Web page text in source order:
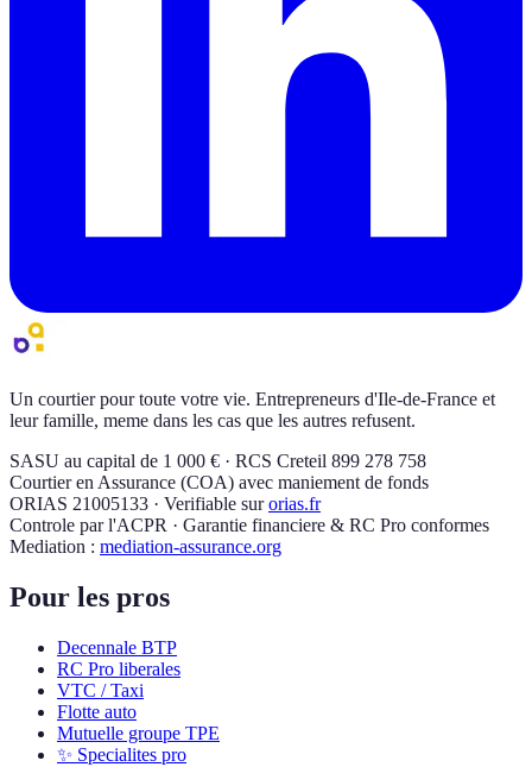
Un courtier pour toute votre vie. Entrepreneurs d'Ile-de-France et
leur famille, meme dans les cas que les autres refusent.
SASU au capital de 1 000 € · RCS Creteil 899 278 758
Courtier en Assurance (COA) avec maniement de fonds
ORIAS 21005133 · Verifiable sur orias.fr
Controle par l'ACPR · Garantie financiere & RC Pro conformes
Mediation : mediation-assurance.org
Pour les pros
Decennale BTP
RC Pro liberales
VTC / Taxi
Flotte auto
Mutuelle groupe TPE
✨ Specialites pro